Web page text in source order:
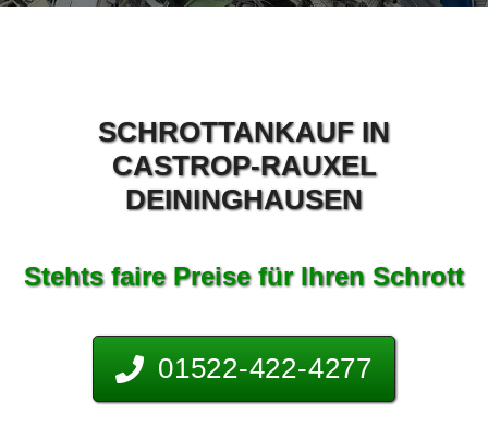
SCHROTTANKAUF IN
CASTROP-RAUXEL
DEININGHAUSEN
Stehts faire Preise für Ihren Schrott
01522-422-4277